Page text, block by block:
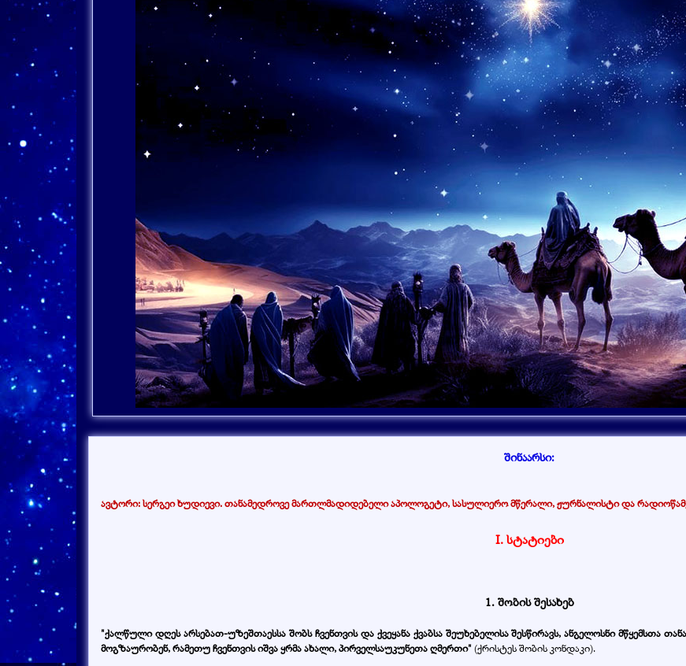
შინაარსი:
ავტორი: სერგეი ხუდიევი. თანამედროვე მართლმადიდებელი აპოლოგეტი, სასულიერო მწერალი, ჟურნალისტი და
I.სტატიები
1. შობის შესახებ
"ქალწული დღეს არსებათ-უზეშთაესსა შობს ჩვენთვის და ქვეყანა ქვაბსა შეუხებელისა შესწირავს, ანგელოსნი მწყემსთა
მოგზაურობენ, რამეთუ ჩვენთვის იშვა ყრმა ახალი, პირველსაუკუნეთა ღმერთი" (ქრისტეს შობის კონდაკი).